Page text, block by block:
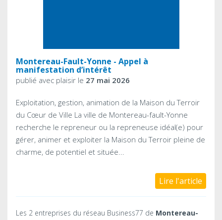
Montereau-Fault-Yonne - Appel à
manifestation d’intérêt
publié avec plaisir le 27 mai 2026
Exploitation, gestion, animation de la Maison du Terroir
du Cœur de Ville La ville de Montereau-fault-Yonne
recherche le repreneur ou la repreneuse idéal(e) pour
gérer, animer et exploiter la Maison du Terroir pleine de
charme, de potentiel et située...
Lire l'article
Les 2 entreprises du réseau Business77 de Montereau-